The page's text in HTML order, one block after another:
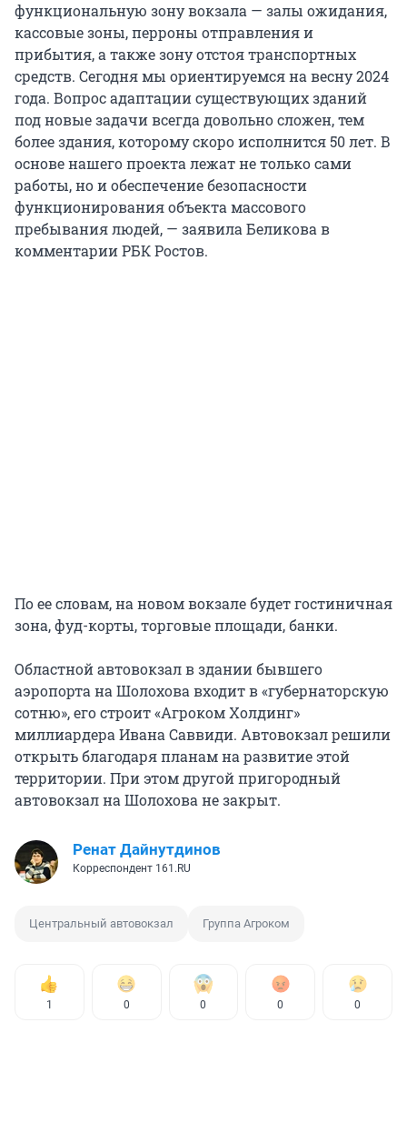
функциональную зону вокзала — залы ожидания,
кассовые зоны, перроны отправления и
прибытия, а также зону отстоя транспортных
средств. Сегодня мы ориентируемся на весну 2024
года. Вопрос адаптации существующих зданий
под новые задачи всегда довольно сложен, тем
более здания, которому скоро исполнится 50 лет. В
основе нашего проекта лежат не только сами
работы, но и обеспечение безопасности
функционирования объекта массового
пребывания людей, — заявила Беликова в
комментарии РБК Ростов.
По ее словам, на новом вокзале будет гостиничная
зона, фуд-корты, торговые площади, банки.
Областной автовокзал в здании бывшего
аэропорта на Шолохова входит в «губернаторскую
сотню», его строит «Агроком Холдинг»
миллиардера Ивана Саввиди. Автовокзал решили
открыть благодаря планам на развитие этой
территории. При этом другой пригородный
автовокзал на Шолохова не закрыт.
Ренат Дайнутдинов
Корреспондент 161.RU
Центральный автовокзал Группа Агроком
1 0 0 0 0